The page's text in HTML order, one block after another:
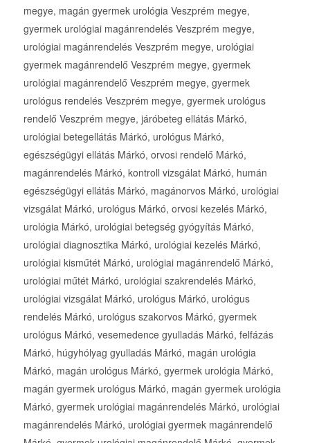
megye, magán gyermek urológia Veszprém megye,
gyermek urológiai magánrendelés Veszprém megye,
urológiai magánrendelés Veszprém megye, urológiai
gyermek magánrendelő Veszprém megye, gyermek
urológiai magánrendelő Veszprém megye, gyermek
urológus rendelés Veszprém megye, gyermek urológus
rendelő Veszprém megye, járóbeteg ellátás Márkó,
urológiai betegellátás Márkó, urológus Márkó,
egészségügyi ellátás Márkó, orvosi rendelő Márkó,
magánrendelés Márkó, kontroll vizsgálat Márkó, humán
egészségügyi ellátás Márkó, magánorvos Márkó, urológiai
vizsgálat Márkó, urológus Márkó, orvosi kezelés Márkó,
urológia Márkó, urológiai betegség gyógyítás Márkó,
urológiai diagnosztika Márkó, urológiai kezelés Márkó,
urológiai kisműtét Márkó, urológiai magánrendelő Márkó,
urológiai műtét Márkó, urológiai szakrendelés Márkó,
urológiai vizsgálat Márkó, urológus Márkó, urológus
rendelés Márkó, urológus szakorvos Márkó, gyermek
urológus Márkó, vesemedence gyulladás Márkó, felfázás
Márkó, húgyhólyag gyulladás Márkó, magán urológia
Márkó, magán urológus Márkó, gyermek urológia Márkó,
magán gyermek urológus Márkó, magán gyermek urológia
Márkó, gyermek urológiai magánrendelés Márkó, urológiai
magánrendelés Márkó, urológiai gyermek magánrendelő